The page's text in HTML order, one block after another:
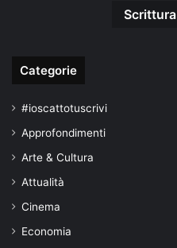
Scrittura
Categorie
#ioscattotuscrivi
Approfondimenti
Arte & Cultura
Attualità
Cinema
Economia